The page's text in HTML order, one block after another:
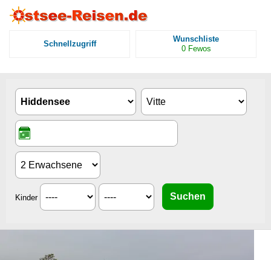
Schnellzugriff
Wunschliste
0 Fewos
Kinder